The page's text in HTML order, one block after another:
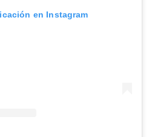
en Instagram